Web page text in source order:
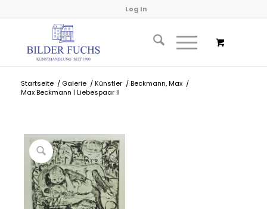
Log In
Startseite / Galerie / Künstler / Beckmann, Max /
Max Beckmann | Liebespaar II